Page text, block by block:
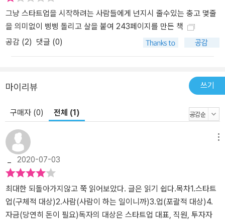
그냥 스타트업을 시작하려는 사람들에게 넌지시 줄수있는 충고 몇줄
을 의미없이 삥삥 돌리고 살을 붙여 243페이지를 만든 책
공감 (2) 댓글 (0)
마이리뷰 쓰기
구매자 (0) 전체 (1)
2020-07-03
최대한 되돌아가지않고 쭉 읽어보았다. 글은 읽기 쉽다.목차1.스타트
업(구체적 대상)2.사람(사람이 하는 일이니까)3.업(포괄적 대상)4.
자금(당연히 돈이 필요)독자의 대상은 스타트업 대표, 직원, 투자자